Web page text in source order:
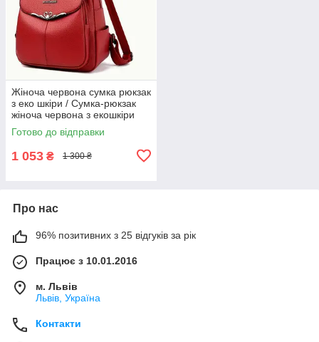
Жіноча червона сумка рюкзак
з еко шкіри / Сумка-рюкзак
жіноча червона з екошкіри
Готово до відправки
1 053 ₴ 1 300 ₴
Про нас
96% позитивних з 25 відгуків за рік
Працює з 10.01.2016
м. Львів
Львів, Україна
Контакти